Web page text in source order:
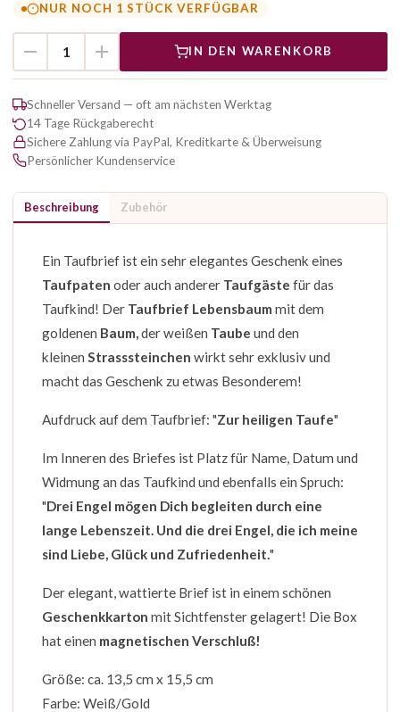
NUR NOCH 1 STÜCK VERFÜGBAR
IN DEN WARENKORB
Schneller Versand — oft am nächsten Werktag
14 Tage Rückgaberecht
Sichere Zahlung via PayPal, Kreditkarte & Überweisung
Persönlicher Kundenservice
Beschreibung Zubehör
Ein Taufbrief ist ein sehr elegantes Geschenk eines
Taufpaten oder auch anderer Taufgäste für das
Taufkind! Der Taufbrief Lebensbaum mit dem
goldenen Baum,der weißen Taube und den
kleinen Strasssteinchen wirkt sehr exklusiv und
macht das Geschenk zu etwas Besonderem!
Aufdruck auf dem Taufbrief: "Zur heiligen Taufe"
Im Inneren des Briefes ist Platz für Name, Datum und
Widmung an das Taufkind und ebenfalls ein Spruch:
"Drei Engel mögen Dich begleiten durch eine
lange Lebenszeit. Und die drei Engel, die ich meine
sind Liebe, Glück und Zufriedenheit."
Der elegant, wattierte Brief ist in einem schönen
Geschenkkarton mit Sichtfenster gelagert! Die Box
hat einen magnetischen Verschluß!
Größe: ca. 13,5 cm x 15,5 cm
Farbe: Weiß/Gold